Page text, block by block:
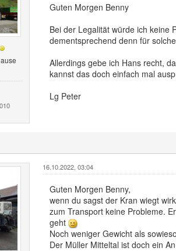
Guten Morgen Benny
Bei der Legalität würde ich keine
dementsprechend denn für
Allerdings gebe ich Hans recht,
kannst das doch einfach mal
Lg Peter
16.10.2022, 03:04
Guten Morgen Benny,
wenn du sagst der Kran wiegt
zum Transport keine Probleme.
geht
Noch weniger Gewicht als
Der Müller Mitteltal ist doch ein